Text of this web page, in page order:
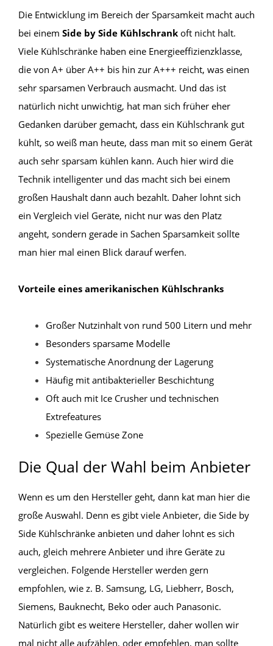
Die Entwicklung im Bereich der Sparsamkeit macht auch
bei einem Side by Side Kühlschrank oft nicht halt.
Viele Kühlschränke haben eine Energieeffizienzklasse,
die von A+ über A++ bis hin zur A+++ reicht, was einen
sehr sparsamen Verbrauch ausmacht. Und das ist
natürlich nicht unwichtig, hat man sich früher eher
Gedanken darüber gemacht, dass ein Kühlschrank gut
kühlt, so weiß man heute, dass man mit so einem Gerät
auch sehr sparsam kühlen kann. Auch hier wird die
Technik intelligenter und das macht sich bei einem
großen Haushalt dann auch bezahlt. Daher lohnt sich
ein Vergleich viel Geräte, nicht nur was den Platz
angeht, sondern gerade in Sachen Sparsamkeit sollte
man hier mal einen Blick darauf werfen.
Vorteile eines amerikanischen Kühlschranks
Großer Nutzinhalt von rund 500 Litern und mehr
Besonders sparsame Modelle
Systematische Anordnung der Lagerung
Häufig mit antibakterieller Beschichtung
Oft auch mit Ice Crusher und technischen
Extrefeatures
Spezielle Gemüse Zone
Die Qual der Wahl beim Anbieter
Wenn es um den Hersteller geht, dann kat man hier die
große Auswahl. Denn es gibt viele Anbieter, die Side by
Side Kühlschränke anbieten und daher lohnt es sich
auch, gleich mehrere Anbieter und ihre Geräte zu
vergleichen. Folgende Hersteller werden gern
empfohlen, wie z. B. Samsung, LG, Liebherr, Bosch,
Siemens, Bauknecht, Beko oder auch Panasonic.
Natürlich gibt es weitere Hersteller, daher wollen wir
mal nicht alle aufzählen, oder empfehlen, man sollte